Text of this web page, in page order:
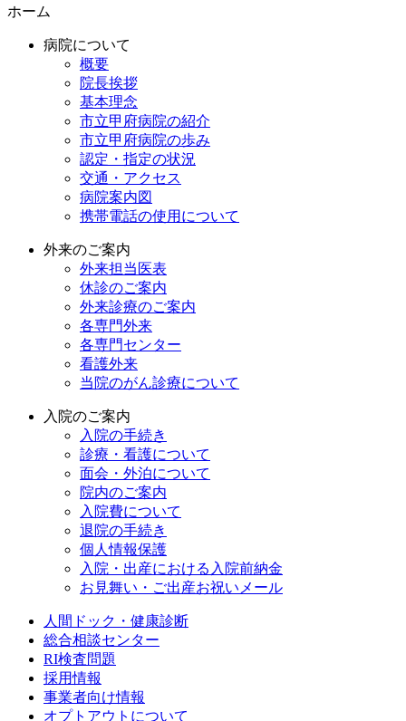
ホーム
病院について
概要
院長挨拶
基本理念
市立甲府病院の紹介
市立甲府病院の歩み
認定・指定の状況
交通・アクセス
病院案内図
携帯電話の使用について
外来のご案内
外来担当医表
休診のご案内
外来診療のご案内
各専門外来
各専門センター
看護外来
当院のがん診療について
入院のご案内
入院の手続き
診療・看護について
面会・外泊について
院内のご案内
入院費について
退院の手続き
個人情報保護
入院・出産における入院前納金
お見舞い・ご出産お祝いメール
人間ドック・健康診断
総合相談センター
RI検査問題
採用情報
事業者向け情報
オプトアウトについて